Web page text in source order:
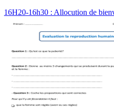
16H20-16h30 : Allocution de